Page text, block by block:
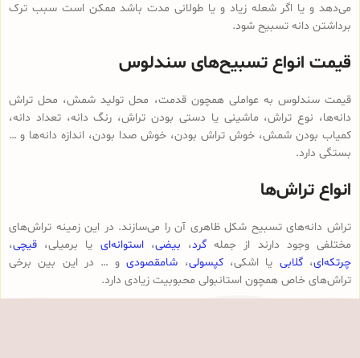
می‌دهد و یا اگر شعله زیاد و یا طولانی مدت باشد ممکن است سبب ترک
برداشتن دانه تسبیح شود.
قیمت انواع تسبیح‌های سندلوس
قیمت سندلوس به عواملی همچون قدمت، محل تولید شمش، محل تراش
دانه‌ها، نوع تراش، ماشینی یا دستی بودن تراش، رنگ دانه، تعداد دانه،
کمیاب بودن شمش، خوش تراش بودن، خوش صدا بودن، اندازه دانه‌ها و …
بستگی دارد.
انواع تراش‌ها
تراش دانه‌های تسبیح شکل ظاهری آن را می‌سازند. در این زمینه تراش‌های
مختلفی وجود دارند از جمله گرد، بیضی،استوانه‌ای یا برمیلی، قیچی،
چرتکه‌ای،گلابی یا اشکی،کپسولی، شامقصودیو … در این بین برخی
تراش‌های خاص همچون استانبولی محبوبیت زیادی دارد.